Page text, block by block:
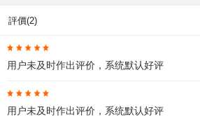
評價(2)
用户未及时作出评价，系统默认好评
用户未及时作出评价，系统默认好评